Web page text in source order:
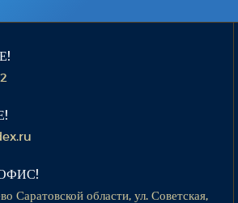
Саратовской области, ул. Советская,